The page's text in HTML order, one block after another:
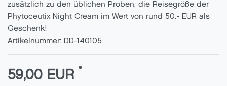
zusätzlich zu den üblichen Proben, die Reisegröße der
Phytoceutix Night Cream im Wert von rund 50.- EUR als
Geschenk!
Artikelnummer: DD-140105
59,00 EUR *